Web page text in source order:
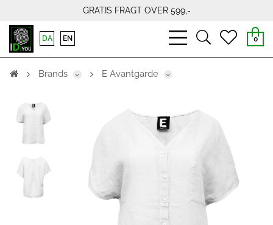
GRATIS FRAGT OVER 599,-
bars
light
searchheart
0
DA EN
Brands E Avantgarde